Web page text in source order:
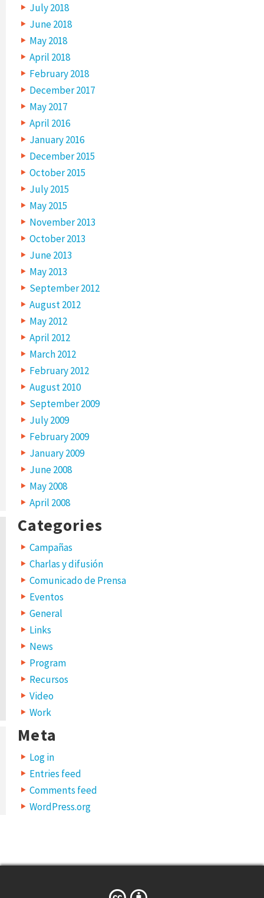
July 2018
June 2018
May 2018
April 2018
February 2018
December 2017
May 2017
April 2016
January 2016
December 2015
October 2015
July 2015
May 2015
November 2013
October 2013
June 2013
May 2013
September 2012
August 2012
May 2012
April 2012
March 2012
February 2012
August 2010
September 2009
July 2009
February 2009
January 2009
June 2008
May 2008
April 2008
Categories
Campañas
Charlas y difusión
Comunicado de Prensa
Eventos
General
Links
News
Program
Recursos
Video
Work
Meta
Log in
Entries feed
Comments feed
WordPress.org